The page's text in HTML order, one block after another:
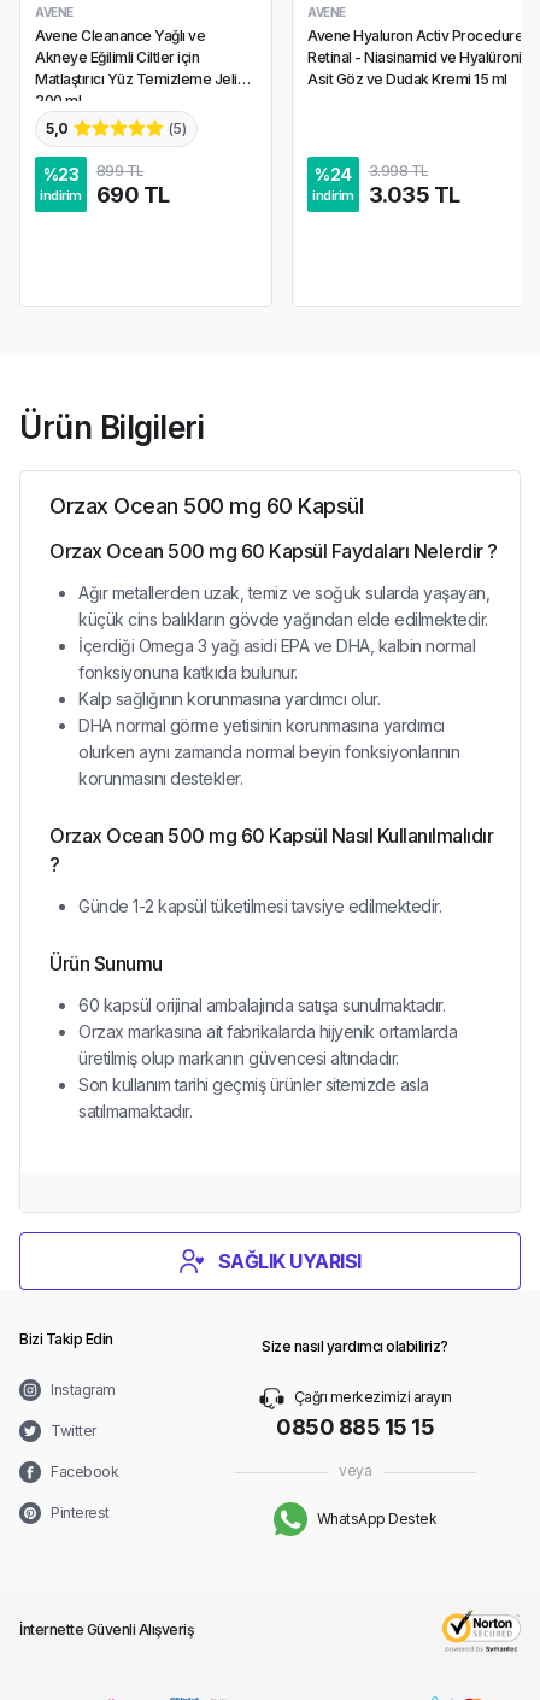
AVENE
Avene Cleanance Yağlı ve
Akneye Eğilimli Ciltler için
Matlaştırıcı Yüz Temizleme Jeli
200 ml
5,0
(5)
%23
indirim
899 TL
690 TL
AVENE
Avene Hyaluron Activ Procedure
Retinal - Niasinamid ve Hyalüronik
Asit Göz ve Dudak Kremi 15 ml
%24
indirim
3.998 TL
3.035 TL
Ürün Bilgileri
Orzax Ocean 500 mg 60 Kapsül
Orzax Ocean 500 mg 60 Kapsül Faydaları Nelerdir ?
Ağır metallerden uzak, temiz ve soğuk sularda yaşayan,
küçük cins balıkların gövde yağından elde edilmektedir.
İçerdiği Omega 3 yağ asidi EPA ve DHA, kalbin normal
fonksiyonuna katkıda bulunur.
Kalp sağlığının korunmasına yardımcı olur.
DHA normal görme yetisinin korunmasına yardımcı
olurken aynı zamanda normal beyin fonksiyonlarının
korunmasını destekler.
Orzax Ocean 500 mg 60 Kapsül Nasıl Kullanılmalıdır
?
Günde 1-2 kapsül tüketilmesi tavsiye edilmektedir.
Ürün Sunumu
60 kapsül orijinal ambalajında satışa sunulmaktadır.
Orzax markasına ait fabrikalarda hijyenik ortamlarda
üretilmiş olup markanın güvencesi altındadır.
Son kullanım tarihi geçmiş ürünler sitemizde asla
satılmamaktadır.
SAĞLIK UYARISI
Bizi Takip Edin
Instagram
Twitter
Facebook
Pinterest
Size nasıl yardımcı olabiliriz?
Çağrı merkezimizi arayın
0850 885 15 15
veya
WhatsApp Destek
İnternette Güvenli Alışveriş